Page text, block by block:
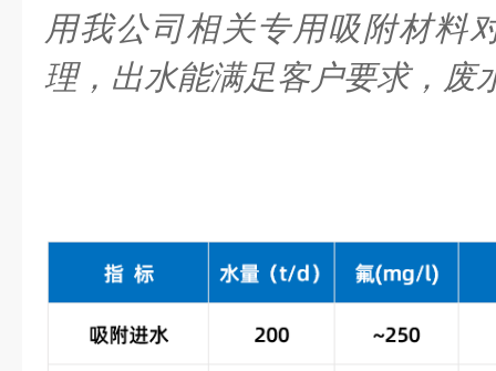
用我公司相关专用吸附材料
理，出水能满足客户要求，废